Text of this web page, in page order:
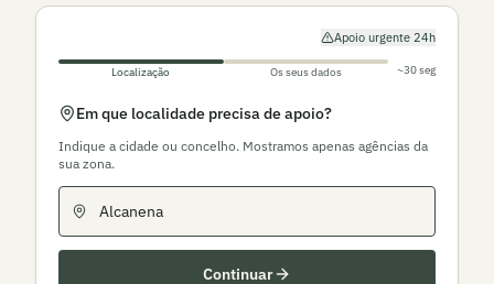
Apoio urgente 24h
Localização Os seus dados ~30 seg
Em que localidade precisa de apoio?
Indique a cidade ou concelho. Mostramos apenas agências da
sua zona.
Continuar